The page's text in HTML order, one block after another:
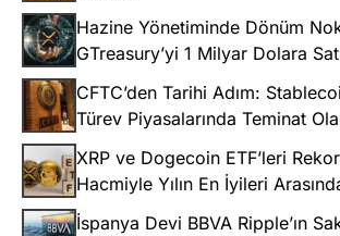
Hazine Yönetiminde Dönüm
GTreasury’yi 1 Milyar Dolara
CFTC’den Tarihi Adım:
Türev Piyasalarında Teminat
XRP ve Dogecoin ETF’leri
Hacmiyle Yılın En İyileri
İspanya Devi BBVA Ripple’ın